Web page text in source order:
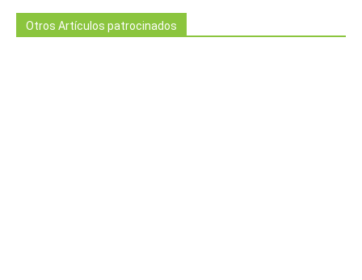
Otros Artículos patrocinados